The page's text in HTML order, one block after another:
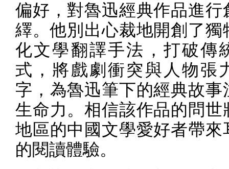
偏好，對魯迅經典作品進行
繹。他別出心裁地開創了獨
化文學翻譯手法，打破傳
式，將戲劇衝突與人物張
字，為魯迅筆下的經典故事
生命力。相信該作品的問世
地區的中國文學愛好者帶來
的閱讀體驗。